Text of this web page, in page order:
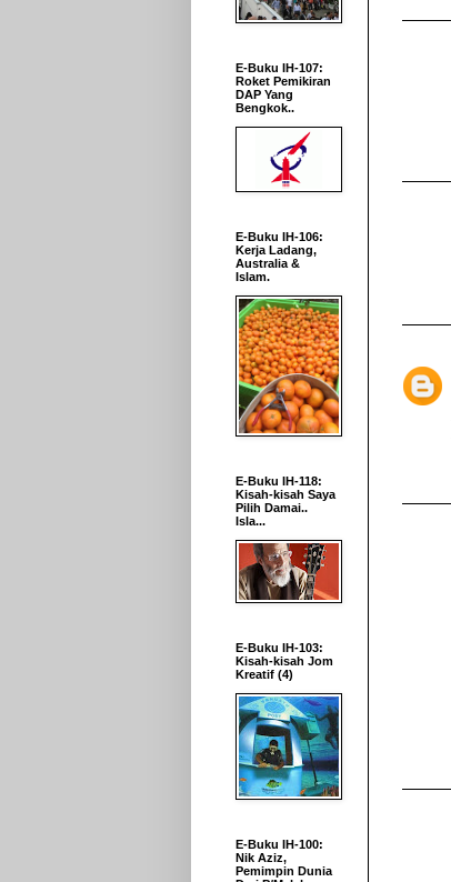
E-Buku IH-107:
Roket Pemikiran
DAP Yang
Bengkok..
E-Buku IH-106:
Kerja Ladang,
Australia &
Islam.
E-Buku IH-118:
Kisah-kisah Saya
Pilih Damai..
Isla...
E-Buku IH-103:
Kisah-kisah Jom
Kreatif (4)
E-Buku IH-100:
Nik Aziz,
Pemimpin Dunia